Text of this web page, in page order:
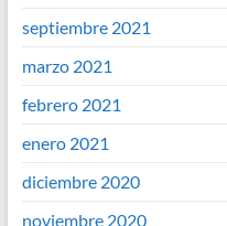
septiembre 2021
marzo 2021
febrero 2021
enero 2021
diciembre 2020
noviembre 2020